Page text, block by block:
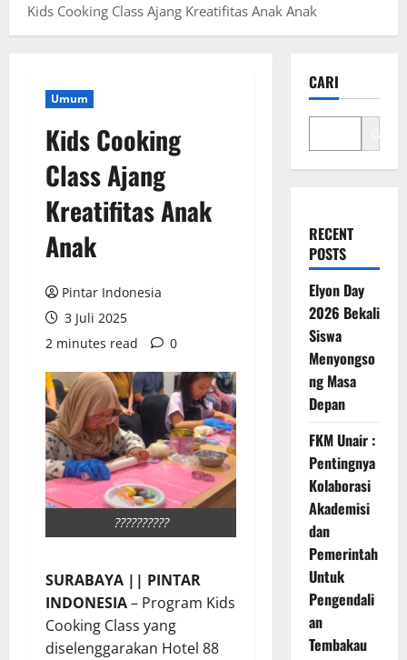
Kids Cooking Class Ajang Kreatifitas Anak Anak
Umum
Kids Cooking
Class Ajang
Kreatifitas Anak
Anak
Pintar Indonesia
3 Juli 2025
2 minutes read
0
??????????
SURABAYA || PINTAR
INDONESIA– Program Kids
Cooking Class yang
diselenggarakan Hotel 88
CARI
Cari
RECENT
POSTS
Elyon Day
2026 Bekali
Siswa
Menyongso
ng Masa
Depan
FKM Unair :
Pentingnya
Kolaborasi
Akademisi
dan
Pemerintah
Untuk
Pengendali
an
Tembakau